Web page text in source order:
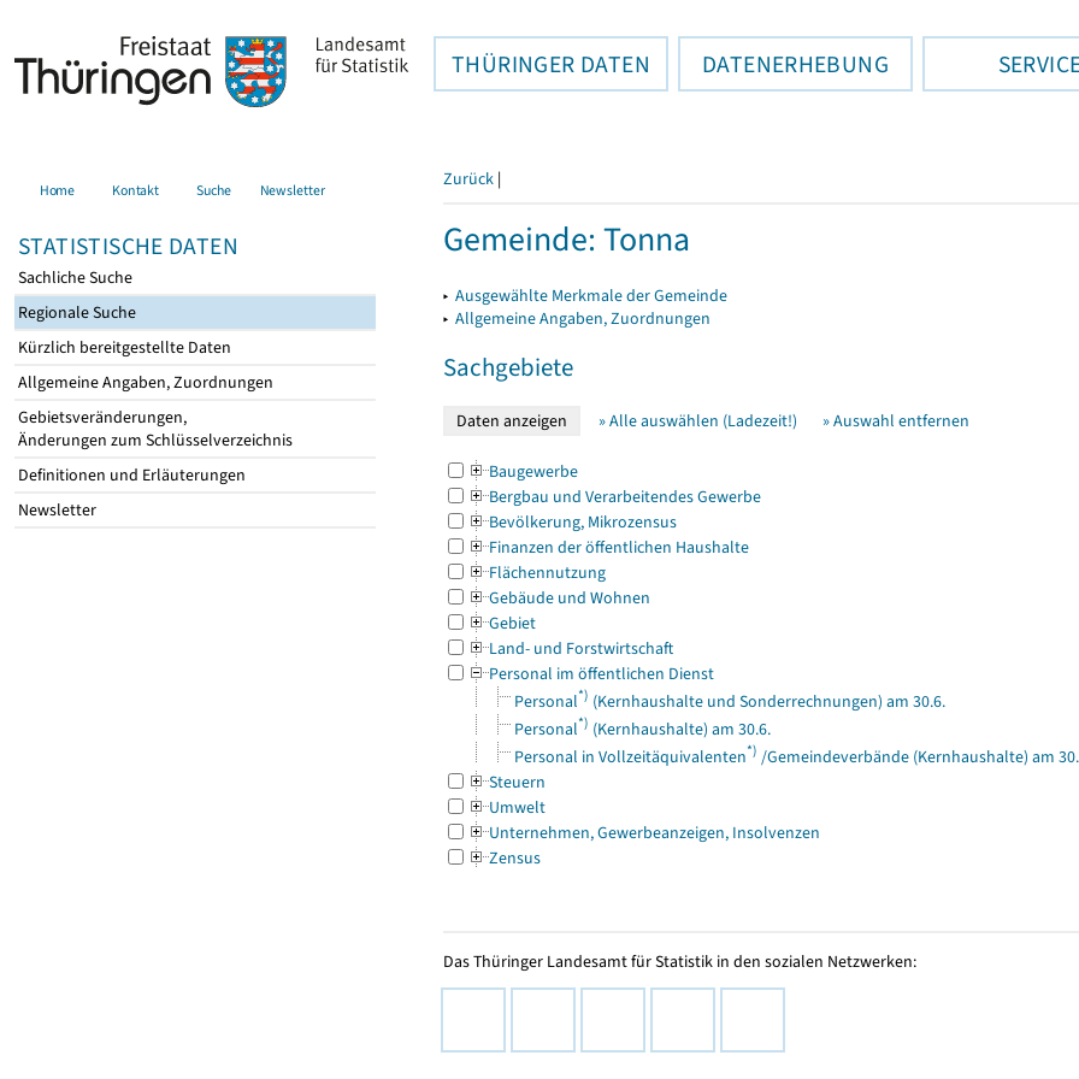
THÜRINGER DATEN DATENERHEBUNG
Home Kontakt Suche Newsletter
STATISTISCHE DATEN
Sachliche Suche
Regionale Suche
Kürzlich bereitgestellte Daten
Allgemeine Angaben, Zuordnungen
Gebietsveränderungen,
Änderungen zum Schlüsselverzeichnis
Definitionen und Erläuterungen
Newsletter
Zurück |
Gemeinde: Tonna
▸ Ausgewählte Merkmale der Gemeinde
▸ Allgemeine Angaben, Zuordnungen
Sachgebiete
» Alle auswählen (Ladezeit!) » Auswahl entfernen
Baugewerbe
Bergbau und Verarbeitendes Gewerbe
Bevölkerung, Mikrozensus
Finanzen der öffentlichen Haushalte
Flächennutzung
Gebäude und Wohnen
Gebiet
Land- und Forstwirtschaft
Personal im öffentlichen Dienst
Personal*) (Kernhaushalte und Sonderrechnungen) am 30.6.
Personal*) (Kernhaushalte) am 30.6.
Personal in Vollzeitäquivalenten*) /Gemeindeverbände (Kernhaushalte) am
Steuern
Umwelt
Unternehmen, Gewerbeanzeigen, Insolvenzen
Zensus
Das Thüringer Landesamt für Statistik in den sozialen Netzwerken: